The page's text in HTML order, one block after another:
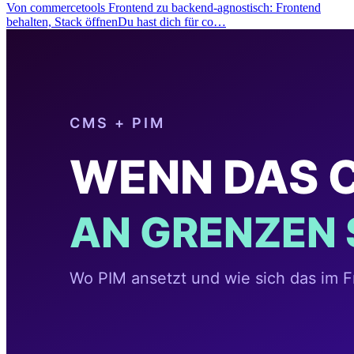
Von commercetools Frontend zu backend-agnostisch: Frontend
behalten, Stack öffnenDu hast dich für co…